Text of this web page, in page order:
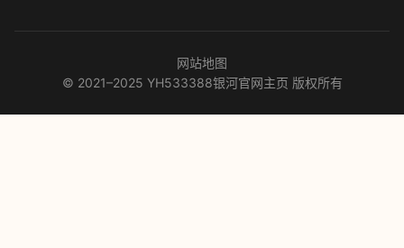
网站地图
© 2021–2025 YH533388银河官网主页 版权所有